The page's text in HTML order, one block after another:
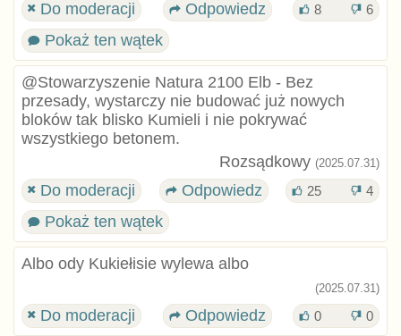
Do moderacji Odpowiedz 8 6
Pokaż ten wątek
@Stowarzyszenie Natura 2100 Elb - Bez
przesady, wystarczy nie budować już nowych
bloków tak blisko Kumieli i nie pokrywać
wszystkiego betonem.
Rozsądkowy (2025.07.31)
Do moderacji Odpowiedz 25 4
Pokaż ten wątek
Albo ody Kukiełisie wylewa albo
(2025.07.31)
Do moderacji Odpowiedz 0 0